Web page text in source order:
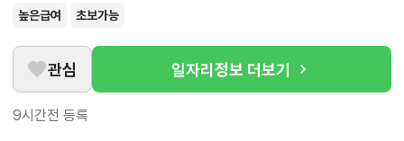
높은급여 초보가능
관심 일자리정보 더보기
9시간전 등록